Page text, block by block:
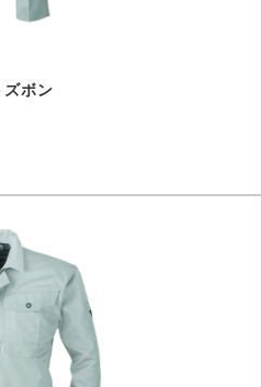
ボン